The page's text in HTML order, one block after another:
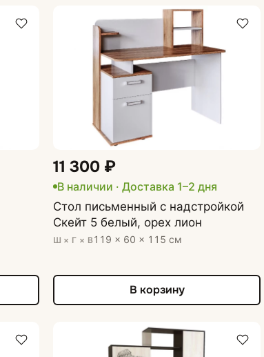
11 300 ₽
В наличии · Доставка 1–2 дня
Стол письменный с надстройкой
Скейт 5 белый, орех лион
Ш × Г × В119 × 60 × 115 см
В корзину